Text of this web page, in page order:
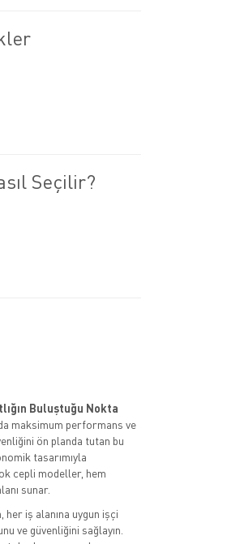
Seçilir?
Buluştuğu Nokta
maksimum performans ve
ön planda tutan bu
tasarımıyla
cepli modeller, hem
sunar.
iş alanına uygun işçi
ve güvenliğini sağlayın.